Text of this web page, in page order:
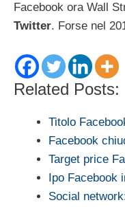
Facebook ora Wall
Twitter. Forse nel
Related Posts:
Titolo
Facebook
Target price
Ipo Facebook
Social